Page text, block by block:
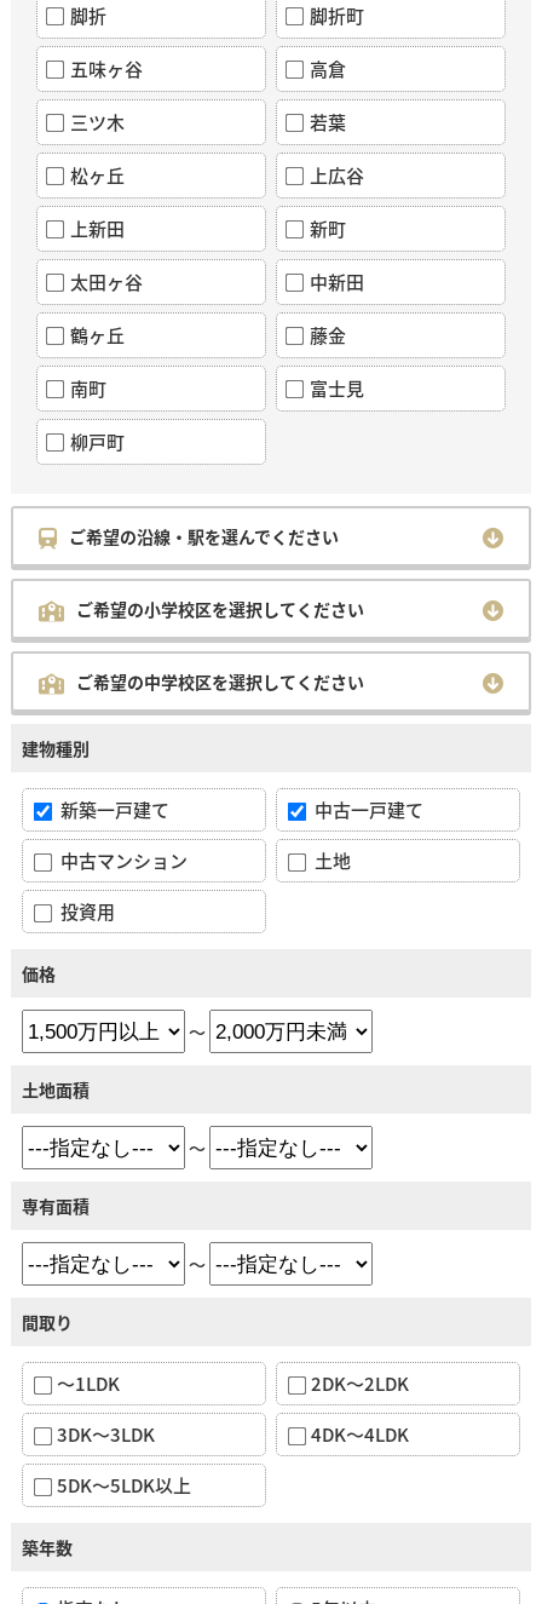
脚折 脚折町
五味ヶ谷 高倉
三ツ木 若葉
松ヶ丘 上広谷
上新田 新町
太田ヶ谷 中新田
鶴ヶ丘 藤金
南町 富士見
柳戸町
ご希望の沿線・駅を選んでください
ご希望の小学校区を選択してください
ご希望の中学校区を選択してください
建物種別
新築一戸建て
中古一戸建て
中古マンション
土地
投資用
価格
～
土地面積
～
専有面積
～
間取り
～1LDK
2DK～2LDK
3DK～3LDK
4DK～4LDK
5DK～5LDK以上
築年数